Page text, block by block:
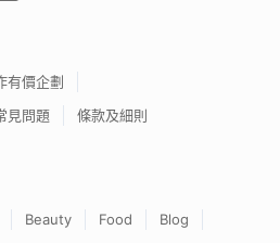
有價企劃
見問題 條款及細則
Beauty Food Blog